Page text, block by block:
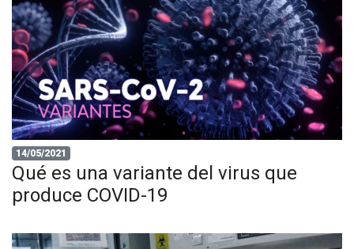
14/05/2021
Qué es una variante del virus que
produce COVID-19